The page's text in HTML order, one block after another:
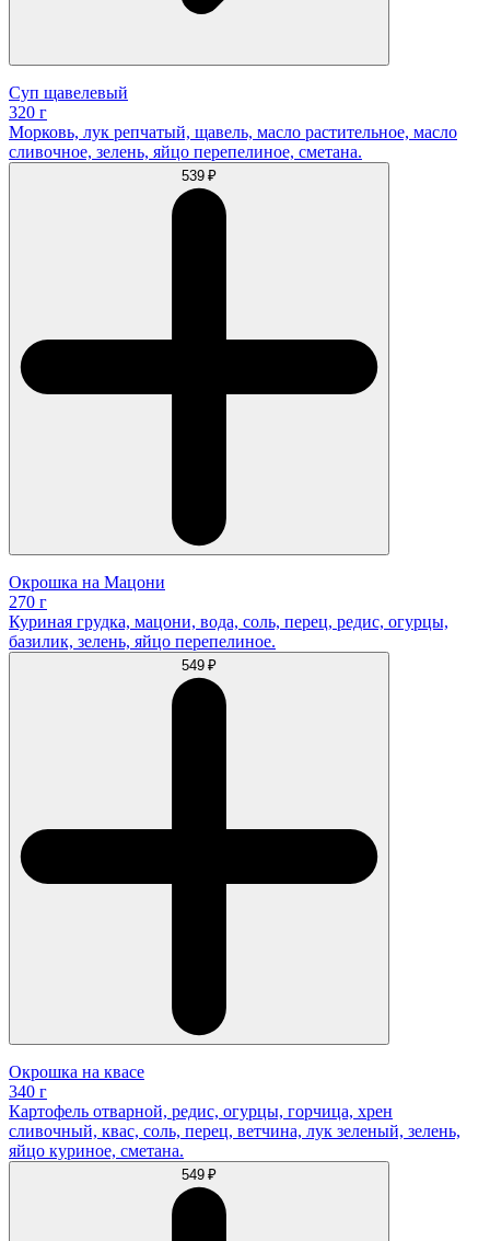
Суп щавелевый
320 г
Морковь, лук репчатый, щавель, масло растительное, масло
сливочное, зелень, яйцо перепелиное, сметана.
539 ₽
Окрошка на Мацони
270 г
Куриная грудка, мацони, вода, соль, перец, редис, огурцы,
базилик, зелень, яйцо перепелиное.
549 ₽
Окрошка на квасе
340 г
Картофель отварной, редис, огурцы, горчица, хрен
сливочный, квас, соль, перец, ветчина, лук зеленый, зелень,
яйцо куриное, сметана.
549 ₽